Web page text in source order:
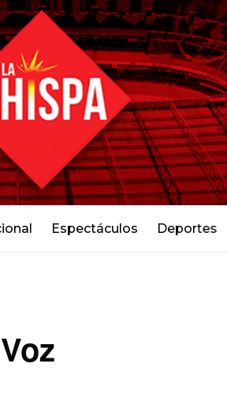
Espectáculos Deportes